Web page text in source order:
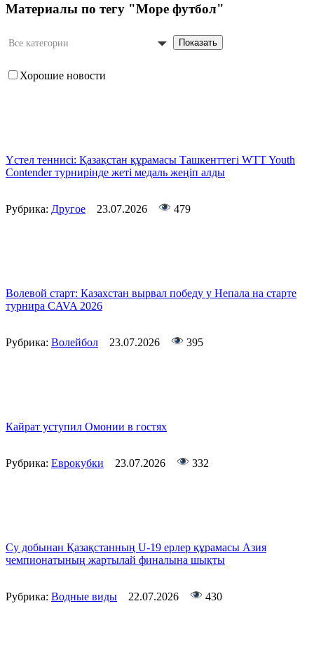
Материалы по тегу "Море футбол"
Все категории Показать
Хорошие новости
Үстел теннисі: Қазақстан құрамасы Ташкенттегі WTT Youth
Contender турнирінде жеті медаль жеңіп алды
Рубрика: Другое 23.07.2026 479
Волевой старт: Казахстан вырвал победу у Непала на старте
турнира CAVA 2026
Рубрика: Волейбол 23.07.2026 395
Кайрат уступил Омонии в гостях
Рубрика: Еврокубки 23.07.2026 332
Су добынан Қазақстанның U-19 ерлер құрамасы Азия
чемпионатының жартылай финалына шықты
Рубрика: Водные виды 22.07.2026 430